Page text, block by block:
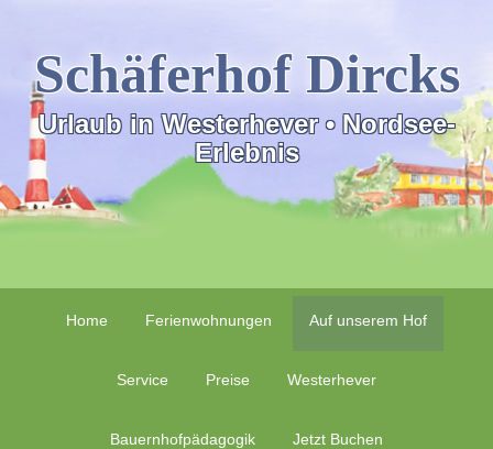
Schäferhof Dircks
Urlaub in Westerhever • Nordsee-
Erlebnis
Home Ferienwohnungen Auf unserem Hof
Service Preise Westerhever
Bauernhofpädagogik Jetzt Buchen